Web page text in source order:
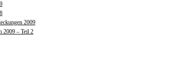
2009
2009 – Teil 2